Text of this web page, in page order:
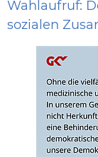
Wahlaufruf:
sozialen